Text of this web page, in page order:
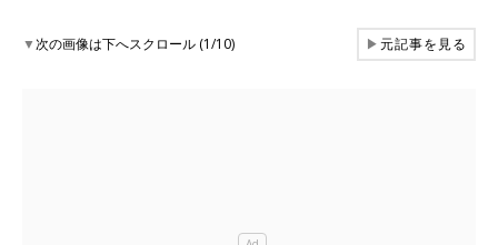
▼次の画像は下へスクロール (1/10) ▶元記事を見る